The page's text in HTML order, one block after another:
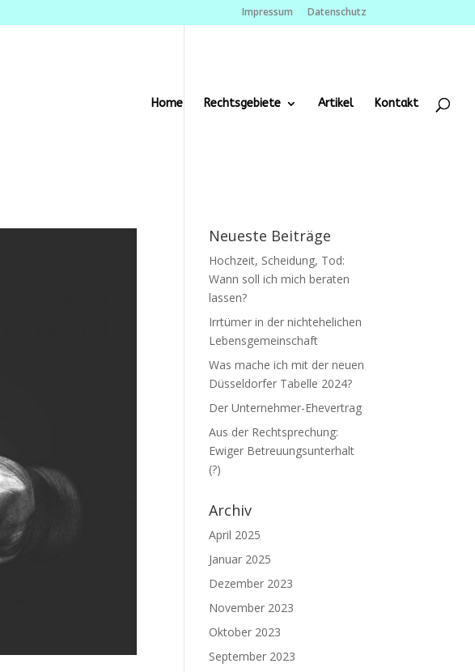
Impressum Datenschutz
Home Rechtsgebiete Artikel Kontakt
Neueste Beiträge
Hochzeit, Scheidung, Tod:
Wann soll ich mich beraten
lassen?
Irrtümer in der nichtehelichen
Lebensgemeinschaft
Was mache ich mit der neuen
Düsseldorfer Tabelle 2024?
Der Unternehmer-Ehevertrag
Aus der Rechtsprechung:
Ewiger Betreuungsunterhalt
(?)
Archiv
April 2025
Januar 2025
Dezember 2023
November 2023
Oktober 2023
September 2023